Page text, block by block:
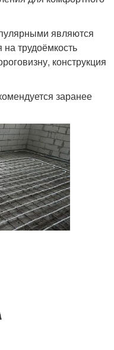
являются
трудоёмкость
конструкция
заранее